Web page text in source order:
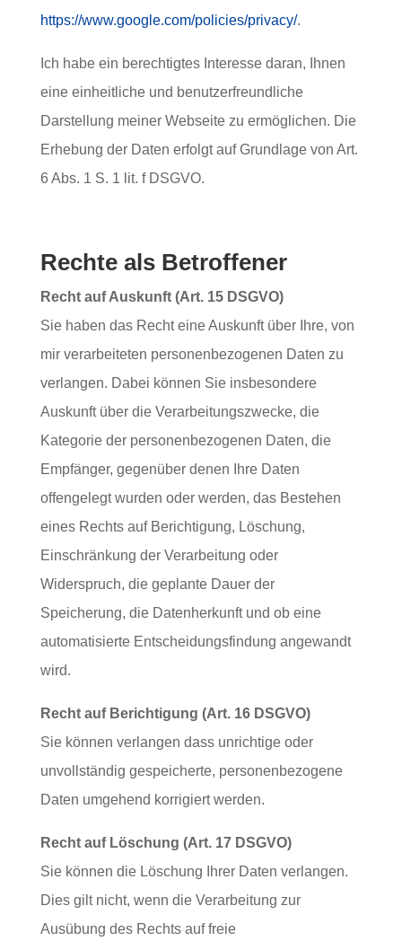
https://www.google.com/policies/privacy/.
Ich habe ein berechtigtes Interesse daran, Ihnen
eine einheitliche und benutzerfreundliche
Darstellung meiner Webseite zu ermöglichen. Die
Erhebung der Daten erfolgt auf Grundlage von Art.
6 Abs. 1 S. 1 lit. f DSGVO.
Rechte als Betroffener
Recht auf Auskunft (Art. 15 DSGVO)
Sie haben das Recht eine Auskunft über Ihre, von
mir verarbeiteten personenbezogenen Daten zu
verlangen. Dabei können Sie insbesondere
Auskunft über die Verarbeitungszwecke, die
Kategorie der personenbezogenen Daten, die
Empfänger, gegenüber denen Ihre Daten
offengelegt wurden oder werden, das Bestehen
eines Rechts auf Berichtigung, Löschung,
Einschränkung der Verarbeitung oder
Widerspruch, die geplante Dauer der
Speicherung, die Datenherkunft und ob eine
automatisierte Entscheidungsfindung angewandt
wird.
Recht auf Berichtigung (Art. 16 DSGVO)
Sie können verlangen dass unrichtige oder
unvollständig gespeicherte, personenbezogene
Daten umgehend korrigiert werden.
Recht auf Löschung (Art. 17 DSGVO)
Sie können die Löschung Ihrer Daten verlangen.
Dies gilt nicht, wenn die Verarbeitung zur
Ausübung des Rechts auf freie